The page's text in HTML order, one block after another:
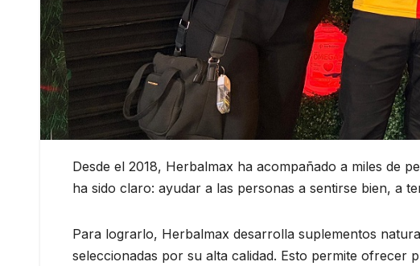
Desde el 2018, Herbalmax ha acompañado a miles de
ha sido claro: ayudar a las personas a sentirse bien, a
Para lograrlo, Herbalmax desarrolla suplementos
seleccionadas por su alta calidad. Esto permite ofrecer